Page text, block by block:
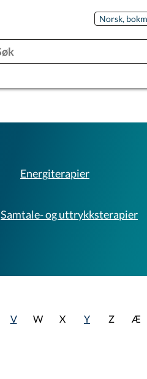
Norsk,
Energiterapier
Samtale- og uttrykksterapier
V W X Y Z Æ